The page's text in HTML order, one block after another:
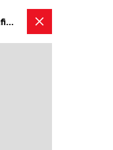
VIDEOROZHOVOR Líder SaS Gröhling sa obul do politikov: Fúkanie v parlamente, tajný plán Smeru a koketovanie KDH s Ficom - fotografia 2/4